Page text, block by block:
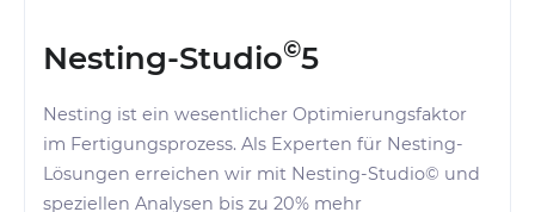
Nesting-Studio©5
Nesting ist ein wesentlicher Optimierungsfaktor
im Fertigungsprozess. Als Experten für Nesting-
Lösungen erreichen wir mit Nesting-Studio© und
speziellen Analysen bis zu 20% mehr